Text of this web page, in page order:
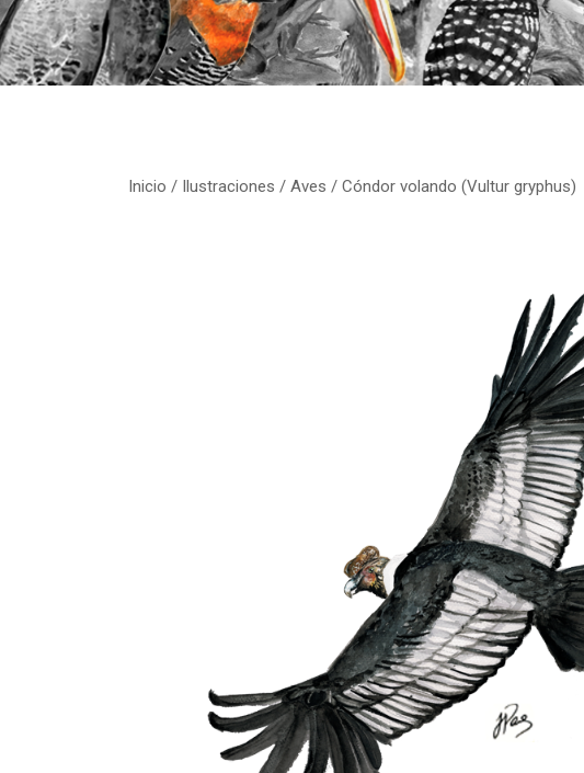
Inicio / Ilustraciones / Aves / Cóndor volando (Vultur gryphus)